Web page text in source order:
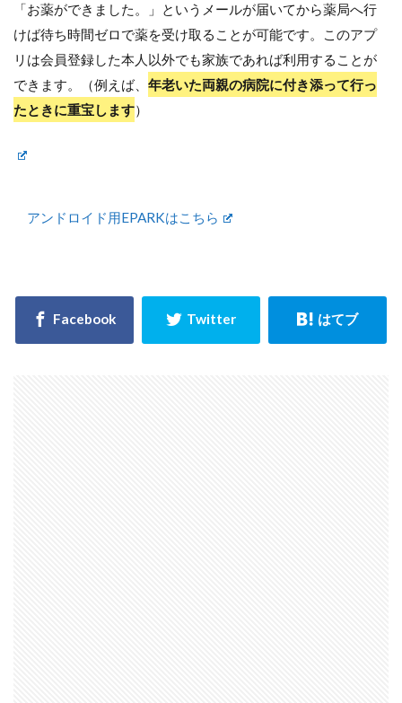
「お薬ができました。」というメールが届いてから薬局へ行
けば待ち時間ゼロで薬を受け取ることが可能です。このアプ
リは会員登録した本人以外でも家族であれば利用することが
できます。（例えば、 年老いた両親の病院に付き添って行っ
たときに重宝します）
アンドロイド用EPARKはこちら